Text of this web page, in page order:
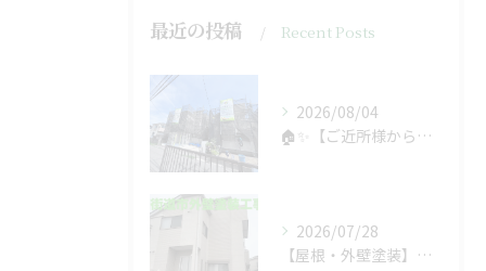
最近の投稿 Recent Posts
2026/08/04
🏠✨【ご近所様からのご紹介で、工事スタート！】✨🏠
2026/07/28
【屋根・外壁塗装】工事着工しました❗️